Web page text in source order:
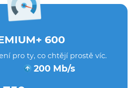
600
pro ty, co chtějí prostě víc.
200 Mb/s